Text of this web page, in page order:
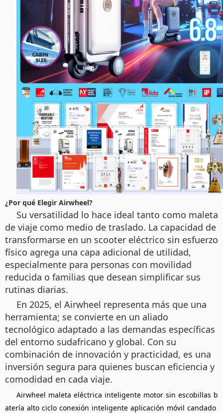
¿Por qué Elegir Airwheel?
Su versatilidad lo hace ideal tanto como maleta
de viaje como medio de traslado. La capacidad de
transformarse en un scooter eléctrico sin esfuerzo
físico agrega una capa adicional de utilidad,
especialmente para personas con movilidad
reducida o familias que desean simplificar sus
rutinas diarias.
En 2025, el Airwheel representa más que una
herramienta; se convierte en un aliado
tecnológico adaptado a las demandas específicas
del entorno sudafricano y global. Con su
combinación de innovación y practicidad, es una
inversión segura para quienes buscan eficiencia y
comodidad en cada viaje.
Airwheel maleta eléctrica inteligente motor sin escobillas b
atería alto ciclo conexión inteligente aplicación móvil candado